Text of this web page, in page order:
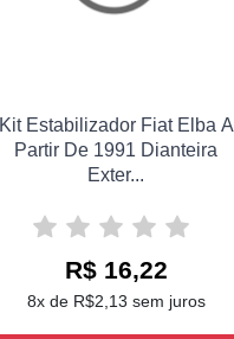
Kit Estabilizador Fiat Elba A
Partir De 1991 Dianteira
Exter...
R$ 16,22
8x de R$2,13 sem juros